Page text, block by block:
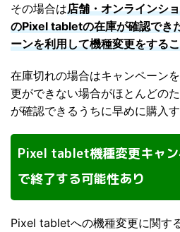
その場合は店舗・オンラインシ
のPixel tabletの在庫が確認でき
ーンを利用して機種変更をする
在庫切れの場合はキャンペーン
更ができない場合がほとんどの
が確認できるうちに早めに購入
Pixel tablet機種変更キャン
で終了する可能性あり
Pixel tabletへの機種変更に関す